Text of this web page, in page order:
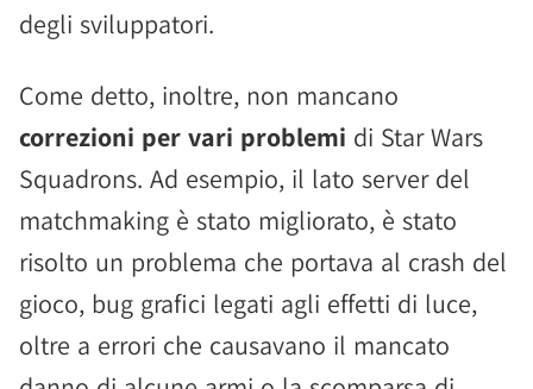
degli sviluppatori.
Come detto, inoltre, non mancano
correzioni per vari problemi di Star Wars
Squadrons. Ad esempio, il lato server del
matchmaking è stato migliorato, è stato
risolto un problema che portava al crash del
gioco, bug grafici legati agli effetti di luce,
oltre a errori che causavano il mancato